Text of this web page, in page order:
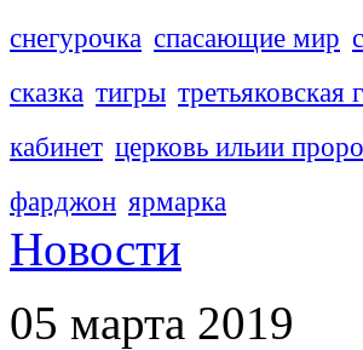
снегурочка спасающие мир
сказка тигры третьяковская
кабинет церковь ильии
фарджон ярмарка
Новости
05 марта 2019